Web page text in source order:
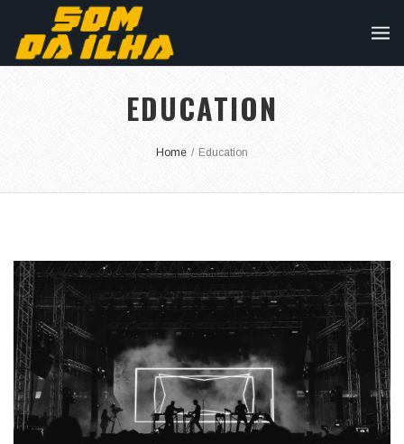
EDUCATION
Home / Education
TELÕES
Projeção Simples e Simultânea, Data Show, Gravação em...